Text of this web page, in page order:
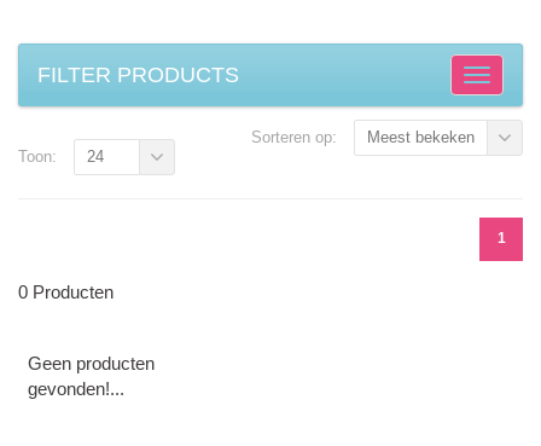
FILTER PRODUCTS
Sorteren op: Meest bekeken
1
Toon: 24
0 Producten
Geen producten
gevonden!...